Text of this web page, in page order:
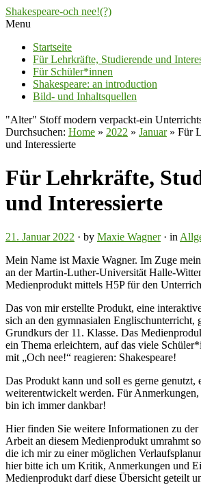
Shakespeare-och nee!(?)
Menu
Startseite
Für Lehrkräfte, Studierende und
Für Schüler*innen
Shakespeare: an introduction
Bild- und Inhaltsquellen
"Alter" Stoff modern verpackt-ein
Durchsuchen: Home » 2022 » Januar » Für
und Interessierte
Für Lehrkräfte,
und Interessierte
21. Januar 2022 · by Maxie Wagner· in
Mein Name ist Maxie Wagner. Im Zuge
an der Martin-Luther-Universität Halle-
Medienprodukt mittels H5P für den
Das von mir erstellte Produkt, eine
sich an den gymnasialen Englischunterricht,
Grundkurs der 11. Klasse. Das
ein Thema erleichtern, auf das viele
mit „Och nee!“ reagieren: Shakespeare!
Das Produkt kann und soll es gerne genutzt,
weiterentwickelt werden. Für
bin ich immer dankbar!
Hier finden Sie weitere Informationen zu
Arbeit an diesem Medienprodukt umrahmt
die ich mir zu einer möglichen
hier bitte ich um Kritik, Anmerkungen und
Medienprodukt darf diese Übersicht geteilt